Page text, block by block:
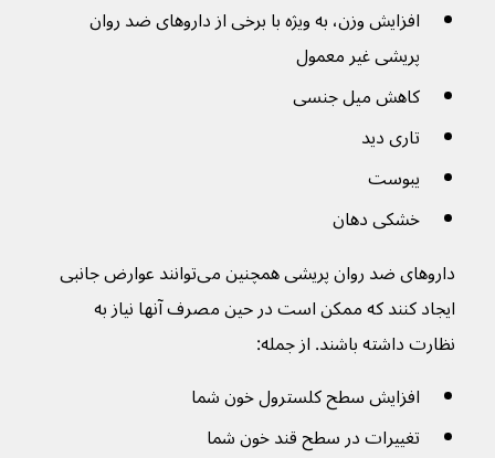
افزایش وزن، به ویژه با برخی از داروهای ضد روان
پریشی غیر معمول
کاهش میل جنسی
تاری دید
یبوست
خشکی دهان
داروهای ضد روان پریشی همچنین می‌توانند عوارض جانبی
ایجاد کنند که ممکن است در حین مصرف آنها نیاز به
نظارت داشته باشند. از جمله:
افزایش سطح کلسترول خون شما
تغییرات در سطح قند خون شما